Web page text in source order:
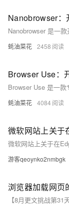
蚝油菜花 2458
蚝油菜花 4084
游客qeoynko2nmbgk
浏览器加载网页